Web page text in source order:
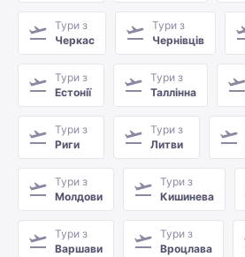
Тури з
Черкас
Тури з
Чернівців
Тури з
Естонії
Тури з
Таллінна
Тури з
Риги
Тури з
Литви
Тури з
Молдови
Тури з
Кишинева
Тури з
Варшави
Тури з
Вроцлава